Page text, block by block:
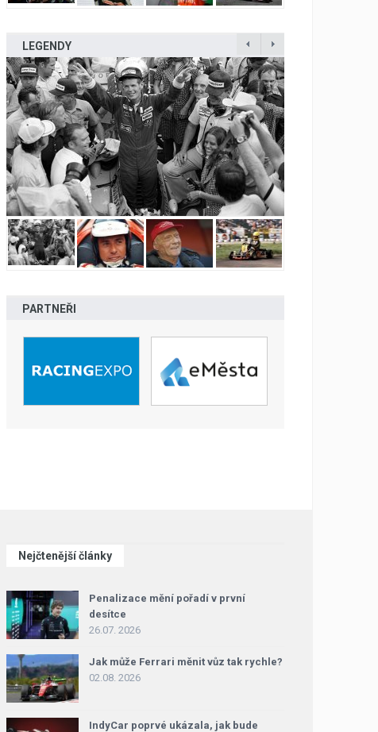
LEGENDY
PARTNEŘI
Nejčtenější články
Penalizace mění pořadí v první
desítce
26.07. 2026
Jak může Ferrari měnit vůz tak rychle?
02.08. 2026
IndyCar poprvé ukázala, jak bude